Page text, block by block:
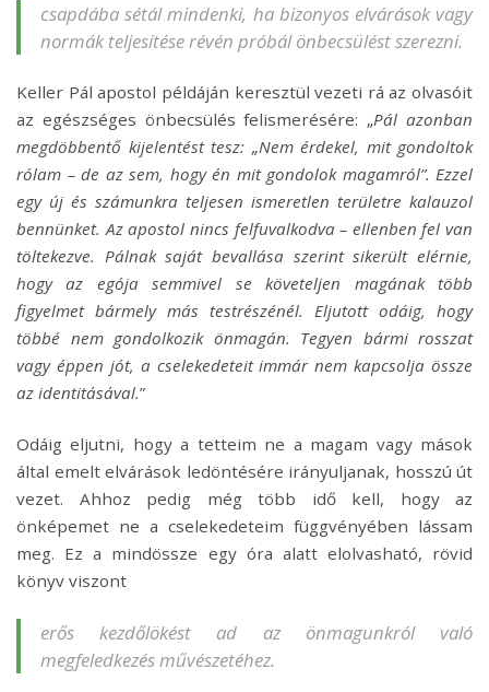
csapdába sétál mindenki, ha bizonyos elvárások vagy
normák teljesítése révén próbál önbecsülést szerezni.
Keller Pál apostol példáján keresztül vezeti rá az olvasóit
az egészséges önbecsülés felismerésére: „Pál azonban
megdöbbentő kijelentést tesz: „Nem érdekel, mit gondoltok
rólam – de az sem, hogy én mit gondolok magamról”. Ezzel
egy új és számunkra teljesen ismeretlen területre kalauzol
bennünket. Az apostol nincs felfuvalkodva – ellenben fel van
töltekezve. Pálnak saját bevallása szerint sikerült elérnie,
hogy az egója semmivel se követeljen magának több
figyelmet bármely más testrészénél. Eljutott odáig, hogy
többé nem gondolkozik önmagán. Tegyen bármi rosszat
vagy éppen jót, a cselekedeteit immár nem kapcsolja össze
az identitásával.”
Odáig eljutni, hogy a tetteim ne a magam vagy mások
által emelt elvárások ledöntésére irányuljanak, hosszú út
vezet. Ahhoz pedig még több idő kell, hogy az
önképemet ne a cselekedeteim függvényében lássam
meg. Ez a mindössze egy óra alatt elolvasható, rövid
könyv viszont
erős kezdőlökést ad az önmagunkról való
megfeledkezés művészetéhez.